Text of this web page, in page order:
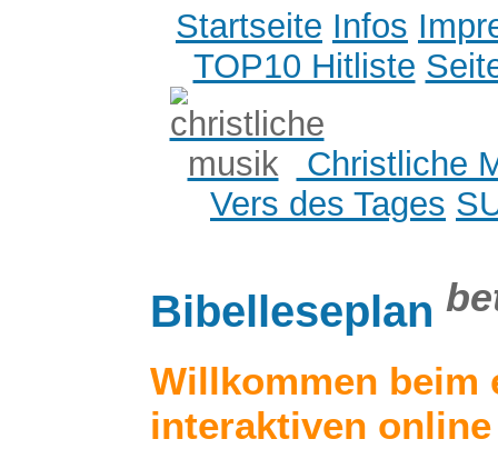
Startseite Infos
TOP10 Hitliste
Christliche
Vers des Tages
Bibelleseplan
Willkommen beim
interaktiven